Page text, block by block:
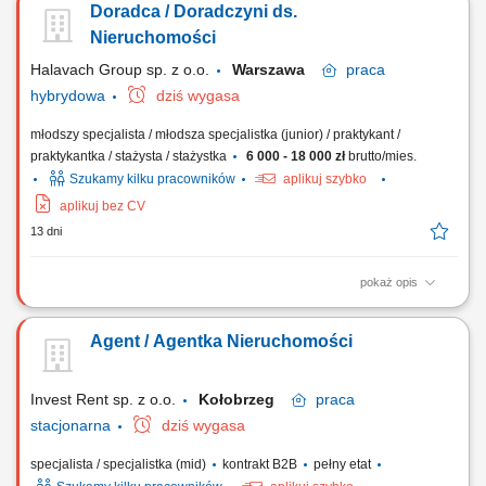
Organizowanie prezentacji nieruchomości i prowadzenie klientów
przez kolejne etapy transakcji. Przygotowywanie dokumentów oraz
Doradca / Doradczyni ds.
Nieruchomości
Halavach Group sp. z o.o. Warszawa
praca
hybrydowa
dziś wygasa
młodszy specjalista / młodsza specjalistka (junior) / praktykant /
praktykantka / stażysta / stażystka
6 000 - 18 000 złbrutto/mies.
Szukamy kilku pracowników
aplikuj szybko
aplikuj bez CV
13 dni
pokaż opis
pozyskiwanie klientów zainteresowanych zakupem, sprzedażą lub
profesjonalna obsługa klientów na każdym etapie współpracy,
prezentowanie ofert i organizowanie spotkań z klientami,
Agent / Agentka Nieruchomości
Invest Rent sp. z o.o. Kołobrzeg
praca
stacjonarna
dziś wygasa
specjalista / specjalistka (mid) kontrakt B2B
pełny etat